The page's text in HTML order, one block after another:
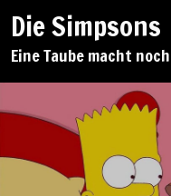
Die Simpsons
Eine Taube macht